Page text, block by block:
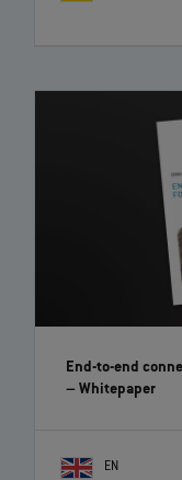
End-to-end
– Whitepaper
EN